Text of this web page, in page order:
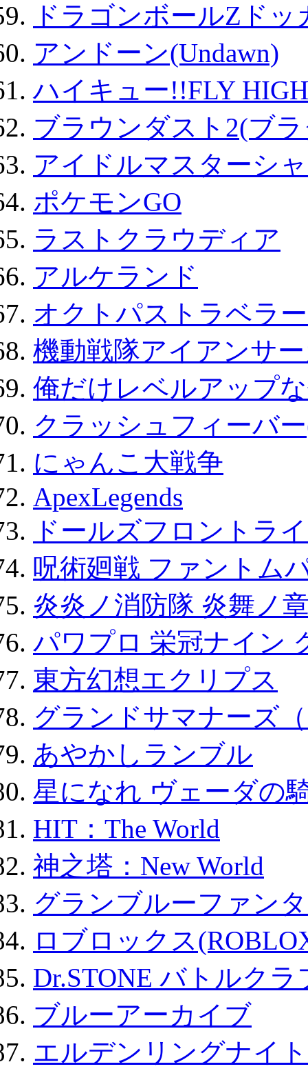
ドラゴンボールZド
アンドーン(Undawn)
ハイキュー!!FLY HIGH
ブラウンダスト2(ブ
アイドルマスターシ
ポケモンGO
ラストクラウディア
アルケランド
オクトパストラベラ
機動戦隊アイアンサ
俺だけレベルアップ
クラッシュフィーバ
にゃんこ大戦争
ApexLegends
ドールズフロントラ
呪術廻戦 ファントム
炎炎ノ消防隊 炎舞ノ
パワプロ 栄冠ナイン
東方幻想エクリプス
グランドサマナーズ
あやかしランブル
星になれ ヴェーダの
HIT：The World
神之塔：New World
グランブルーファン
ロブロックス
Dr.STONE バトルク
ブルーアーカイブ
エルデンリングナイ